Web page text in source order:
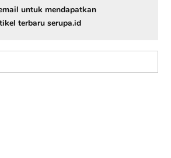
untuk mendapatkan
terbaru serupa.id